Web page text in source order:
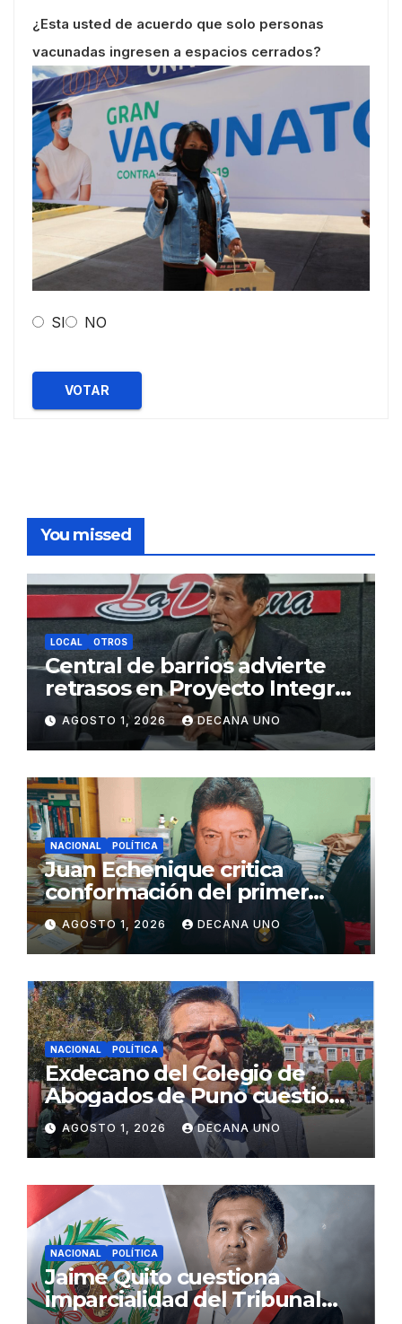
¿Esta usted de acuerdo que solo personas
vacunadas ingresen a espacios cerrados?
SI NO
VOTAR
You missed
LOCAL OTROS
Central de barrios advierte
retrasos en Proyecto Integral
de Agua y Alcantarillado para
Juliaca
AGOSTO 1, 2026 DECANA UNO
NACIONAL POLÍTICA
Juan Echenique critica
conformación del primer
gabinete ministerial de Keiko
Fujimori
AGOSTO 1, 2026 DECANA UNO
NACIONAL POLÍTICA
Exdecano del Colegio de
Abogados de Puno cuestiona
propuestas sobre seguridad
ciudadana
AGOSTO 1, 2026 DECANA UNO
NACIONAL POLÍTICA
Jaime Quito cuestiona
imparcialidad del Tribunal